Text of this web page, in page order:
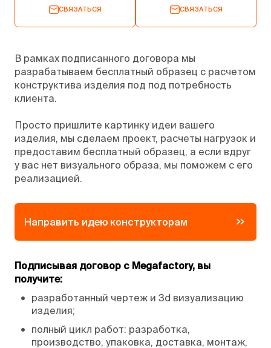
СВЯЗАТЬСЯ СВЯЗАТЬСЯ
В рамках подписанного договора мы
разрабатываем бесплатный образец с расчетом
конструктива изделия под под потребность
клиента.
Просто пришлите картинку идеи вашего
изделия, мы сделаем проект, расчеты нагрузок и
предоставим бесплатный образец, а если вдруг
у вас нет визуального образа, мы поможем с его
реализацией.
Направить идею конструкторам
Подписывая договор с Megafactory, вы
получите:
•
разработанный чертеж и 3d визуализацию
изделия;
•
полный цикл работ: разработка,
производство, упаковка, доставка, монтаж,